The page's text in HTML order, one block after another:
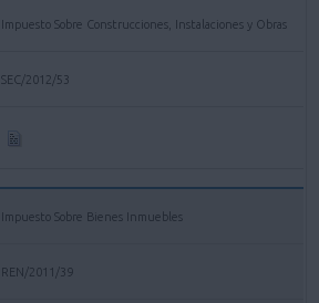
Impuesto Sobre Construcciones, Instalaciones y Obras
SEC/2012/53
Impuesto Sobre Bienes Inmuebles
REN/2011/39